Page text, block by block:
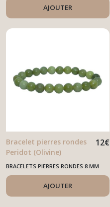
AJOUTER
Bracelet pierres rondes
Peridot (Olivine)
12€
BRACELETS PIERRES RONDES 8 MM
AJOUTER